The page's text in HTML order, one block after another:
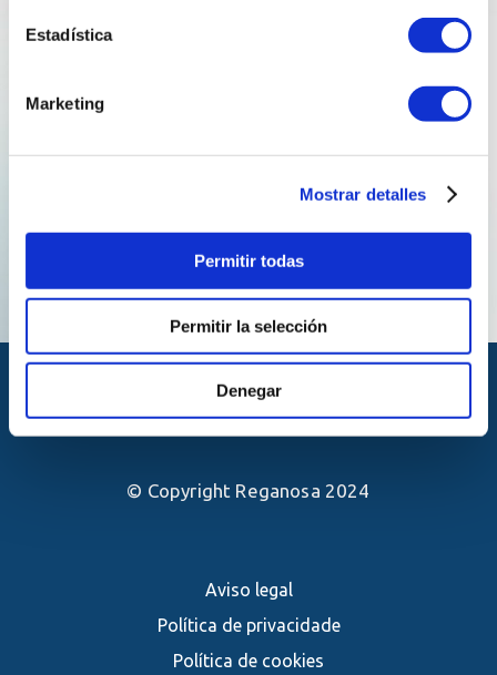
Estadística
Marketing
Mostrar detalles
Permitir todas
Permitir la selección
Denegar
almacenamento de hidróxeno…
Explore more
Aviso legal
Política de privacidade
Política de cookies
© Copyright Reganosa 2024